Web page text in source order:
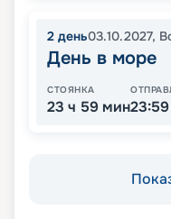
2 день03.10.2027,
День в море
СТОЯНКА
23 ч 59 мин23:59